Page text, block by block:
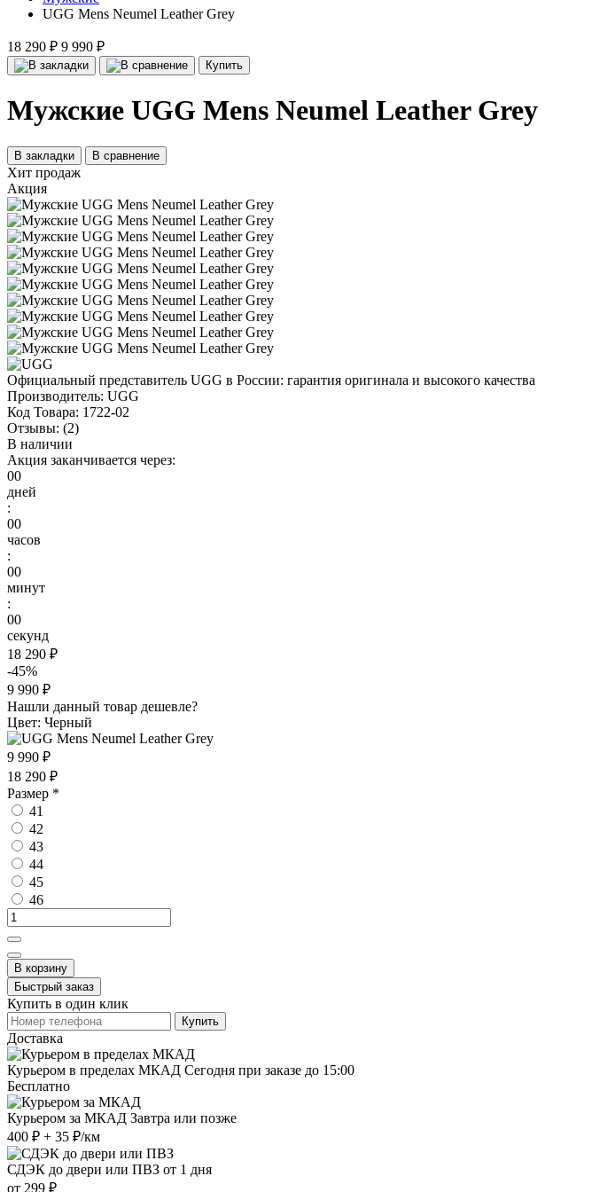
UGG Mens Neumel Leather Grey
18 290 ₽ 9 990 ₽
Купить
Мужские UGG Mens Neumel Leather Grey
В закладки В сравнение
Хит продаж
Акция
Официальный представитель UGG в России: гарантия оригинала и высокого качества
Производитель: UGG
Код Товара: 1722-02
Отзывы: (2)
В наличии
Акция заканчивается через:
00
дней
:
00
часов
:
00
минут
:
00
секунд
18 290 ₽
-45%
9 990 ₽
Нашли данный товар дешевле?
Цвет: Черный
9 990 ₽
18 290 ₽
Размер *
41
42
43
44
45
46
В корзину
Быстрый заказ
Купить в один клик
Купить
Доставка
Курьером в пределах МКАД Сегодня при заказе до 15:00
Бесплатно
Курьером за МКАД Завтра или позже
400 ₽ + 35 ₽/км
СДЭК до двери или ПВЗ от 1 дня
от 299 ₽